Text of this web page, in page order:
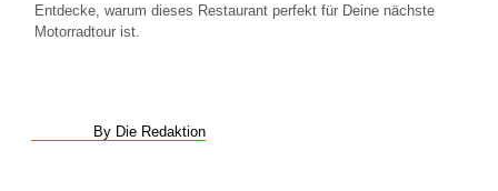
Entdecke, warum dieses Restaurant perfekt für Deine nächste
Motorradtour ist.
By Die Redaktion